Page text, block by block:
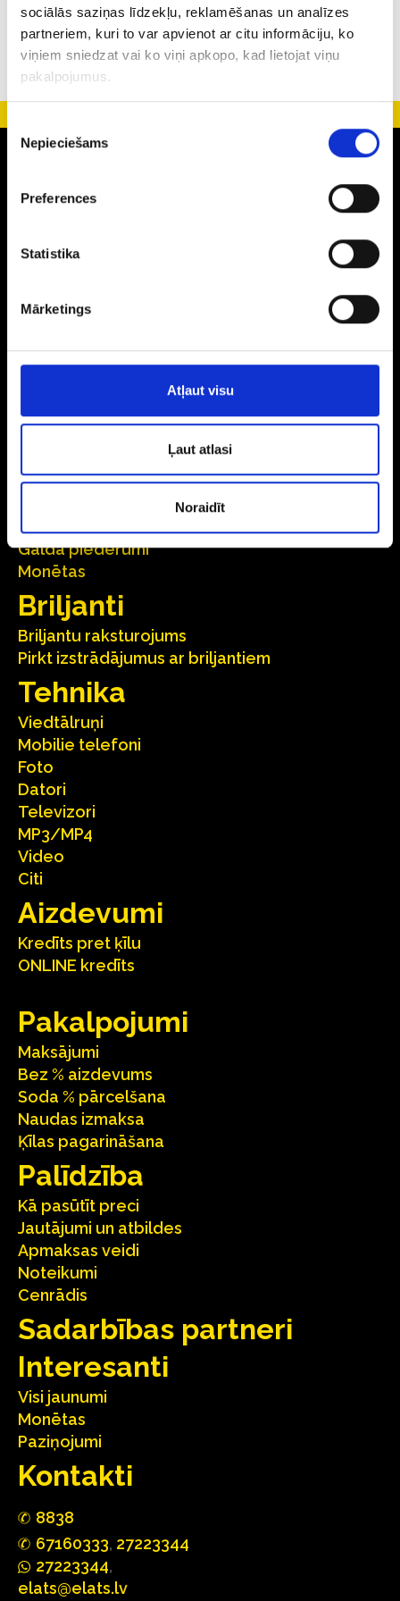
sociālās saziņas līdzekļu, reklamēšanas un analīzes
partneriem, kuri to var apvienot ar citu informāciju, ko
viņiem sniedzat vai ko viņi apkopo, kad lietojat viņu
pakalpojumus.
Piekrišanas
izvēle
Nepieciešams
Preferences
Statistika
Mārketings
Atļaut visu
Ļaut atlasi
Noraidīt
Auskari
Ķēdītes
Aksesuāri
Jauni juvelierizstrādājumi
Izstrādājumi ar dārgakmeņiem
Sudrabs
Ķēdītes
Aksesuāri
Galda piederumi
Monētas
Briljanti
Briljantu raksturojums
Pirkt izstrādājumus ar briljantiem
Tehnika
Viedtālruņi
Mobilie telefoni
Foto
Datori
Televizori
MP3/MP4
Video
Citi
Aizdevumi
Kredīts pret ķīlu
ONLINE kredīts
Pakalpojumi
Maksājumi
Bez % aizdevums
Soda % pārcelšana
Naudas izmaksa
Ķīlas pagarināšana
Palīdzība
Kā pasūtīt preci
Jautājumi un atbildes
Apmaksas veidi
Noteikumi
Cenrādis
Sadarbības partneri
Interesanti
Visi jaunumi
Monētas
Paziņojumi
Kontakti
8838
67160333, 27223344
27223344,
elats@elats.lv